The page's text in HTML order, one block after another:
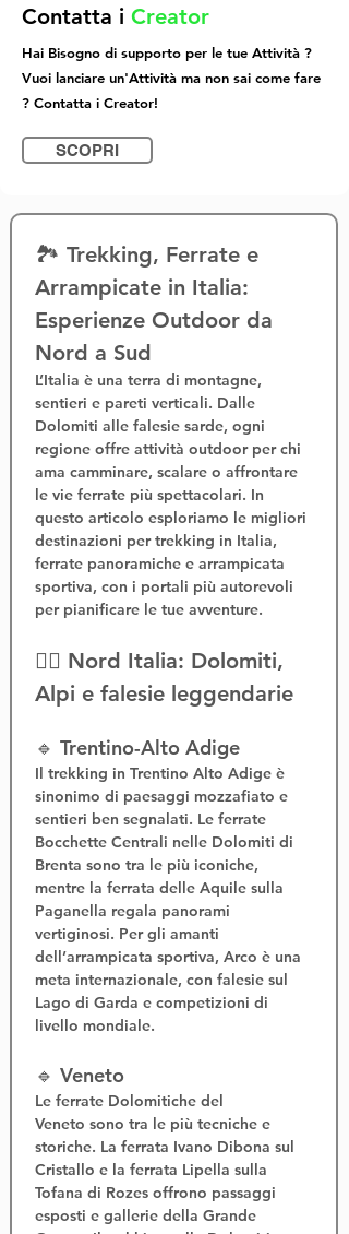
Contatta i Creator
Hai Bisogno di supporto per le tue Attività ?
Vuoi lanciare un'Attività ma non sai come fare
? Contatta i Creator!
SCOPRI
🏞️ Trekking, Ferrate e
Arrampicate in Italia:
Esperienze Outdoor da
Nord a Sud
L’Italia è una terra di montagne,
sentieri e pareti verticali. Dalle
Dolomiti alle falesie sarde, ogni
regione offre attività outdoor per chi
ama camminare, scalare o affrontare
le vie ferrate più spettacolari. In
questo articolo esploriamo le migliori
destinazioni per trekking in Italia,
ferrate panoramiche e arrampicata
sportiva, con i portali più autorevoli
per pianificare le tue avventure.
🧗‍♂️ Nord Italia: Dolomiti,
Alpi e falesie leggendarie
🔹 Trentino-Alto Adige
Il trekking in Trentino Alto Adige è
sinonimo di paesaggi mozzafiato e
sentieri ben segnalati. Le ferrate
Bocchette Centrali nelle Dolomiti di
Brenta sono tra le più iconiche,
mentre la ferrata delle Aquile sulla
Paganella regala panorami
vertiginosi. Per gli amanti
dell’arrampicata sportiva, Arco è una
meta internazionale, con falesie sul
Lago di Garda e competizioni di
livello mondiale.
🔹 Veneto
Le ferrate Dolomitiche del
Veneto sono tra le più tecniche e
storiche. La ferrata Ivano Dibona sul
Cristallo e la ferrata Lipella sulla
Tofana di Rozes offrono passaggi
esposti e gallerie della Grande